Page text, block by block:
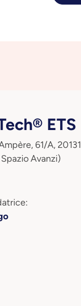
ETS
61/A, 20131
Avanzi)